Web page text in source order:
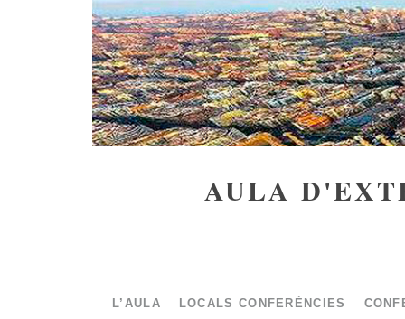
AULA
L’AULA LOCALS CONFERÈNCIES